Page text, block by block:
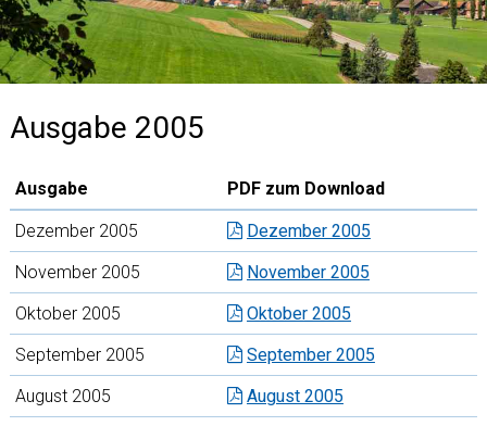
Ausgabe 2005
Ausgabe PDF zum Download
Dezember 2005
Dezember 2005
November 2005
November 2005
Oktober 2005
Oktober 2005
September 2005
September 2005
August 2005
August 2005